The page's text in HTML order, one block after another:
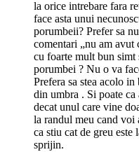
la orice intrebare fara
face asta unui
porumbeii? Prefer sa
comentari „nu am avut
cu foarte mult bun simt
porumbei ? Nu o va
Prefera sa stea acolo
din umbra . Si poate
decat unul care vine
la randul meu cand voi
ca stiu cat de greu
sprijin.